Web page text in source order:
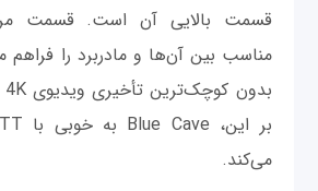
قسمت بالایی آن است. قسمت
مناسب بین آن‌ها و مادربرد را فراهم
می‌کند.